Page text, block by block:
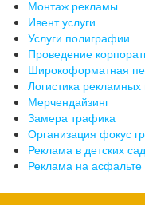
Монтаж рекламы
Ивент услуги
Услуги полиграфии
Проведение
Широкоформатная
Логистика
Мерчендайзинг
Замера трафика
Организация фокус
Реклама в детских
Реклама на